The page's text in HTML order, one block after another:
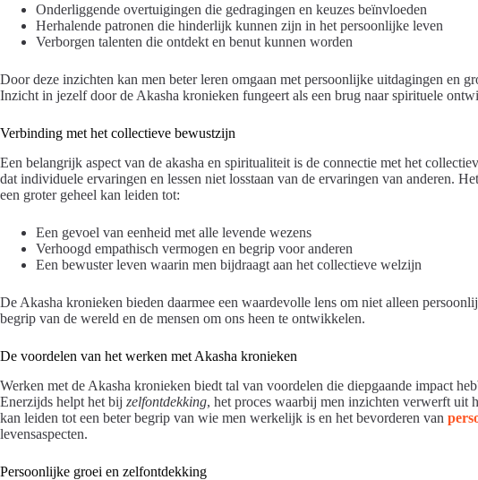
Onderliggende overtuigingen die gedragingen en keuzes beïnvloeden
Herhalende patronen die hinderlijk kunnen zijn in het persoonlijke leven
Verborgen talenten die ontdekt en benut kunnen worden
Door deze inzichten kan men beter leren omgaan met persoonlijke uitdagingen en
Inzicht in jezelf door de Akasha kronieken fungeert als een brug naar spirituele
Verbinding met het collectieve bewustzijn
Een belangrijk aspect van de akasha en spiritualiteit is de connectie met het
dat individuele ervaringen en lessen niet losstaan van de ervaringen van anderen.
een groter geheel kan leiden tot:
Een gevoel van eenheid met alle levende wezens
Verhoogd empathisch vermogen en begrip voor anderen
Een bewuster leven waarin men bijdraagt aan het collectieve welzijn
De Akasha kronieken bieden daarmee een waardevolle lens om niet alleen
begrip van de wereld en de mensen om ons heen te ontwikkelen.
De voordelen van het werken met Akasha kronieken
Werken met de Akasha kronieken biedt tal van voordelen die diepgaande impact
Enerzijds helpt het bij zelfontdekking, het proces waarbij men inzichten verwerft uit
kan leiden tot een beter begrip van wie men werkelijk is en het bevorderen van
levensaspecten.
Persoonlijke groei en zelfontdekking